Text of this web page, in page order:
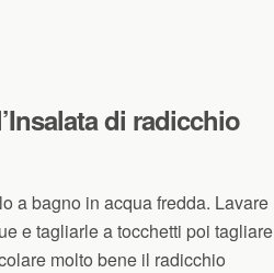
di radicchio
a bagno in acqua fredda. Lavare
e tagliarle a tocchetti poi tagliare
molto bene il radicchio